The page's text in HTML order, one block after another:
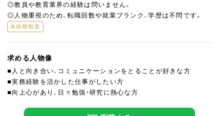
◎教員や教育業界の経験は問いません。
◎人物重視のため、転職回数や就業ブランク、学歴は不問です。
未経験歓迎
求める人物像
■人と向き合い、コミュニケーションをとることが好きな方
■実務経験を活かした仕事がしたい方
■向上心があり、日々勉強・研究に熱心な方